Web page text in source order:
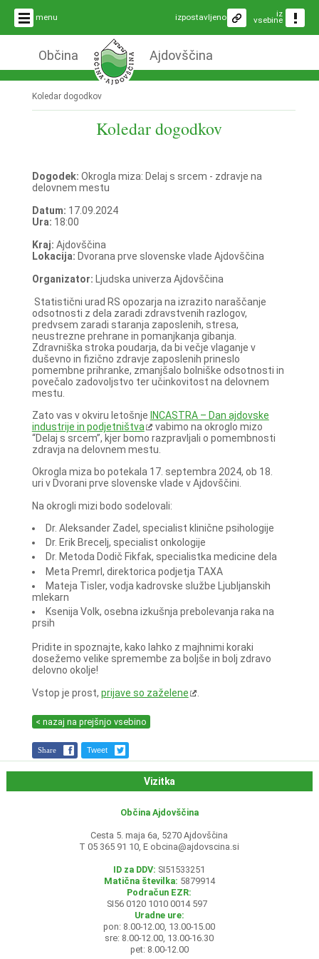
menu iz
vsebine
izpostavljeno
Občina Ajdovščina
Koledar dogodkov
Koledar dogodkov
Dogodek: Okrogla miza: Delaj s srcem - zdravje na
delovnem mestu
Datum: 17.09.2024
Ura: 18:00
Kraj: Ajdovščina
Lokacija: Dvorana prve slovenske vlade Ajdovščina
Organizator: Ljudska univerza Ajdovščina
Statistični urad RS opozarja na izrazito naraščanje
odsotnosti z dela zaradi zdravstvenih razlogov,
predvsem zaradi staranja zaposlenih, stresa,
neustrezne prehrane in pomanjkanja gibanja.
Zdravniška stroka poudarja, da bi večje vlaganje v
duševno in fizično zdravje zaposlenih prineslo
pomembne prihranke, zmanjšalo bolniške odsotnosti in
povečalo zadovoljstvo ter učinkovitost na delovnem
mestu.
Zato vas v okviru letošnje INCASTRA – Dan ajdovske
industrije in podjetništva
vabimo na okroglo mizo
“Delaj s srcem”, kjer bomo razpravljali o pomembnosti
zdravja na delovnem mestu.
Okrogla miza bo potekala 17. septembra 2024, ob 18.
uri v Dvorani prve slovenske vlade v Ajdovščini.
Na okrogli mizi bodo sodelovali:
Dr. Aleksander Zadel, specialist klinične psihologije
Dr. Erik Brecelj, specialist onkologije
Dr. Metoda Dodič Fikfak, specialistka medicine dela
Meta Premrl, direktorica podjetja TAXA
Mateja Tisler, vodja kadrovske službe Ljubljanskih
mlekarn
Ksenija Volk, osebna izkušnja prebolevanja raka na
prsih
Pridite in spoznajte, kako lahko z majhnimi koraki
dosežemo velike spremembe za boljše in bolj zdravo
delovno okolje!
Vstop je prost, prijave so zaželene
< nazaj na prejšnjo vsebino
Share Tweet
Vizitka
Občina Ajdovščina
Cesta 5. maja 6a, 5270 Ajdovščina
T 05 365 91 10, E obcina@ajdovscina.si
ID za DDV: SI51533251
Matična številka: 5879914
Podračun EZR:
SI56 0120 1010 0014 597
Uradne ure:
pon: 8.00-12.00, 13.00-15.00
sre: 8.00-12.00, 13.00-16.30
pet: 8.00-12.00